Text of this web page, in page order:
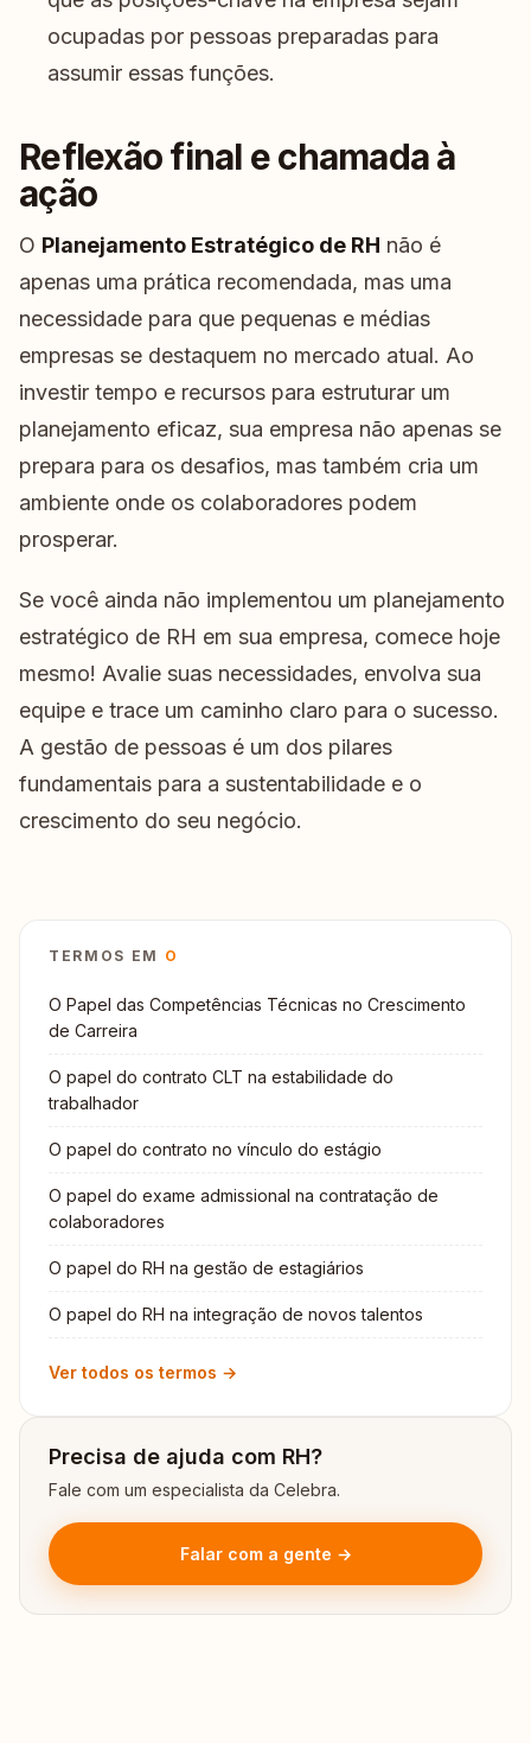
ocupadas por pessoas preparadas para
assumir essas funções.
Reflexão final e chamada à
ação
O Planejamento Estratégico de RH não é
apenas uma prática recomendada, mas uma
necessidade para que pequenas e médias
empresas se destaquem no mercado atual. Ao
investir tempo e recursos para estruturar um
planejamento eficaz, sua empresa não apenas se
prepara para os desafios, mas também cria um
ambiente onde os colaboradores podem
prosperar.
Se você ainda não implementou um planejamento
estratégico de RH em sua empresa, comece hoje
mesmo! Avalie suas necessidades, envolva sua
equipe e trace um caminho claro para o sucesso.
A gestão de pessoas é um dos pilares
fundamentais para a sustentabilidade e o
crescimento do seu negócio.
TERMOS EM O
O Papel das Competências Técnicas no Crescimento
de Carreira
O papel do contrato CLT na estabilidade do
trabalhador
O papel do contrato no vínculo do estágio
O papel do exame admissional na contratação de
colaboradores
O papel do RH na gestão de estagiários
O papel do RH na integração de novos talentos
Ver todos os termos →
Precisa de ajuda com RH?
Fale com um especialista da Celebra.
Falar com a gente →